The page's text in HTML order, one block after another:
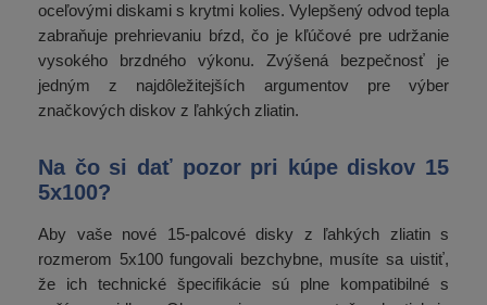
oceľovými diskami s krytmi kolies. Vylepšený odvod tepla
zabraňuje prehrievaniu bŕzd, čo je kľúčové pre udržanie
vysokého brzdného výkonu. Zvýšená bezpečnosť je
jedným z najdôležitejších argumentov pre výber
značkových diskov z ľahkých zliatin.
Na čo si dať pozor pri kúpe diskov 15
5x100?
Aby vaše nové 15-palcové disky z ľahkých zliatin s
rozmerom 5x100 fungovali bezchybne, musíte sa uistiť,
že ich technické špecifikácie sú plne kompatibilné s